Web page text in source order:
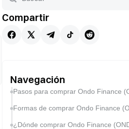
Compartir
Navegación
Pasos para comprar Ondo Finance
Formas de comprar Ondo Finance
¿Dónde comprar Ondo Finance